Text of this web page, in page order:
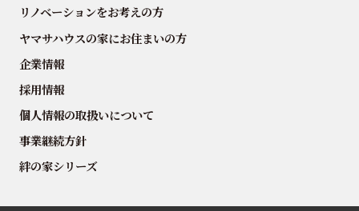
リノベーションをお考えの方
ヤマサハウスの家にお住まいの方
企業情報
採用情報
個人情報の取扱いについて
事業継続方針
絆の家シリーズ